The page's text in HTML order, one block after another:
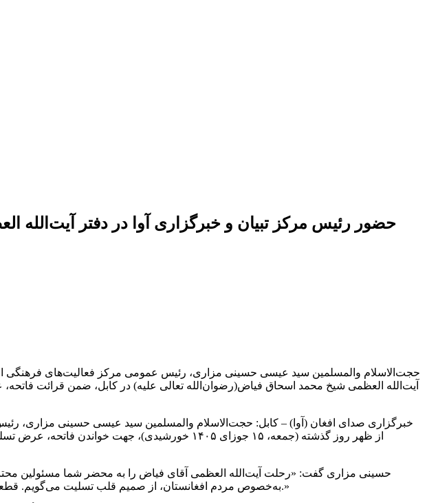
حضور رئیس مرکز تبیان و خبرگزاری آوا در دفتر آیت‌الله
حجت‌الاسلام والمسلمین سید عیسی حسینی مزاری، رئیس عمومی مرکز فعالیت‌های فرهنگی
آیت‌الله العظمی شیخ محمد اسحاق فیاض(رضوان‌الله تعالی علیه) در کابل، ضمن قرائت
خبرگزاری صدای افغان (آوا) – کابل: حجت‌الاسلام والمسلمین سید عیسی حسینی مزاری،
از ظهر روز گذشته (جمعه، ۱۵ جوزای ۱۴۰۵
حسینی مزاری گفت: «رحلت آیت‌الله العظمی آقای فیاض را به محضر شما مسئولین
به‌خصوص مردم افغانستان، از صمیم قلب تسلیت می‌گویم. قطعاً ارتحال ایشان ثلمه‌ای خیلی بزرگ و جبران‌ناپذیر در سطح دنیای اسلام، به‌خصوص جوامع تشیع در سطح دنیاست.»